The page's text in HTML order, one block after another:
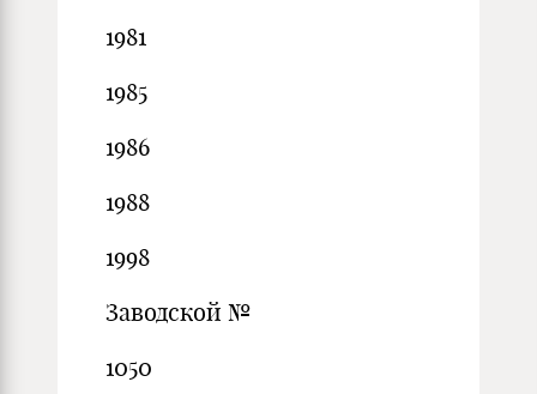
1981
1985
1986
1988
1998
Заводской №
1050